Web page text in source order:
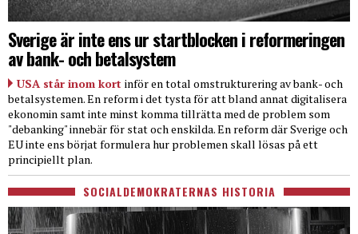
Sverige är inte ens ur startblocken i reformeringen
av bank- och betalsystem
USA står inom kort inför en total omstrukturering av bank- och
betalsystemen. En reform i det tysta för att bland annat digitalisera
ekonomin samt inte minst komma tillrätta med de problem som
"debanking" innebär för stat och enskilda. En reform där Sverige och
EU inte ens börjat formulera hur problemen skall lösas på ett
principiellt plan.
SOCIALDEMOKRATERNAS HISTORIA